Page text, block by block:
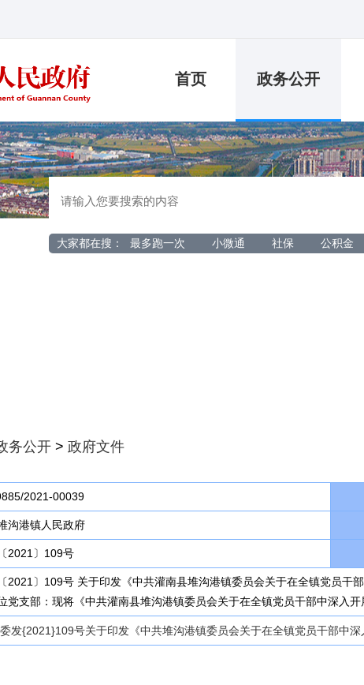
首页 政务公开
大家都在搜： 最多跑一次 小微通 社保 公积金
务公开 > 政府文件
2021-00039
沟港镇人民政府
2021〕109号
2021〕109号 关于印发《中共灌南县堆沟港镇委员会关于在全镇党员干
党支部：现将《中共灌南县堆沟港镇委员会关于在全镇党员干部中深入开
发{2021}109号关于印发《中共堆沟港镇委员会关于在全镇党员干部中